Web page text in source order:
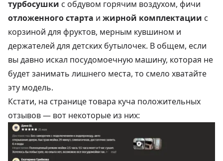
турбосушки с обдувом горячим воздухом, фичи
отложенного старта и жирной комплектации с
корзиной для фруктов, мерным кувшином и
держателей для детских бутылочек. В общем, если
вы давно искал посудомоечную машину, которая не
будет занимать лишнего места, то смело хватайте
эту модель.
Кстати, на странице товара куча положительных
отзывов — вот некоторые из них: